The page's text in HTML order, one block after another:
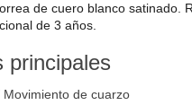
de cuero blanco satinado.
de 3 años.
principales
Movimiento de cuarzo